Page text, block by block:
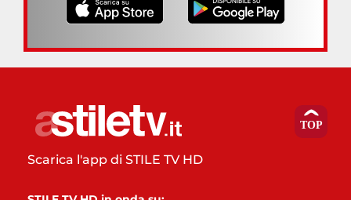
Scarica l'app di STILE TV HD